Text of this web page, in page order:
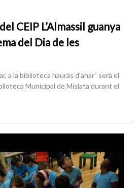
CEIP L’Almassil guanya
del Dia de les
a la biblioteca hauràs d’anar” serà el
Municipal de Mislata durant el